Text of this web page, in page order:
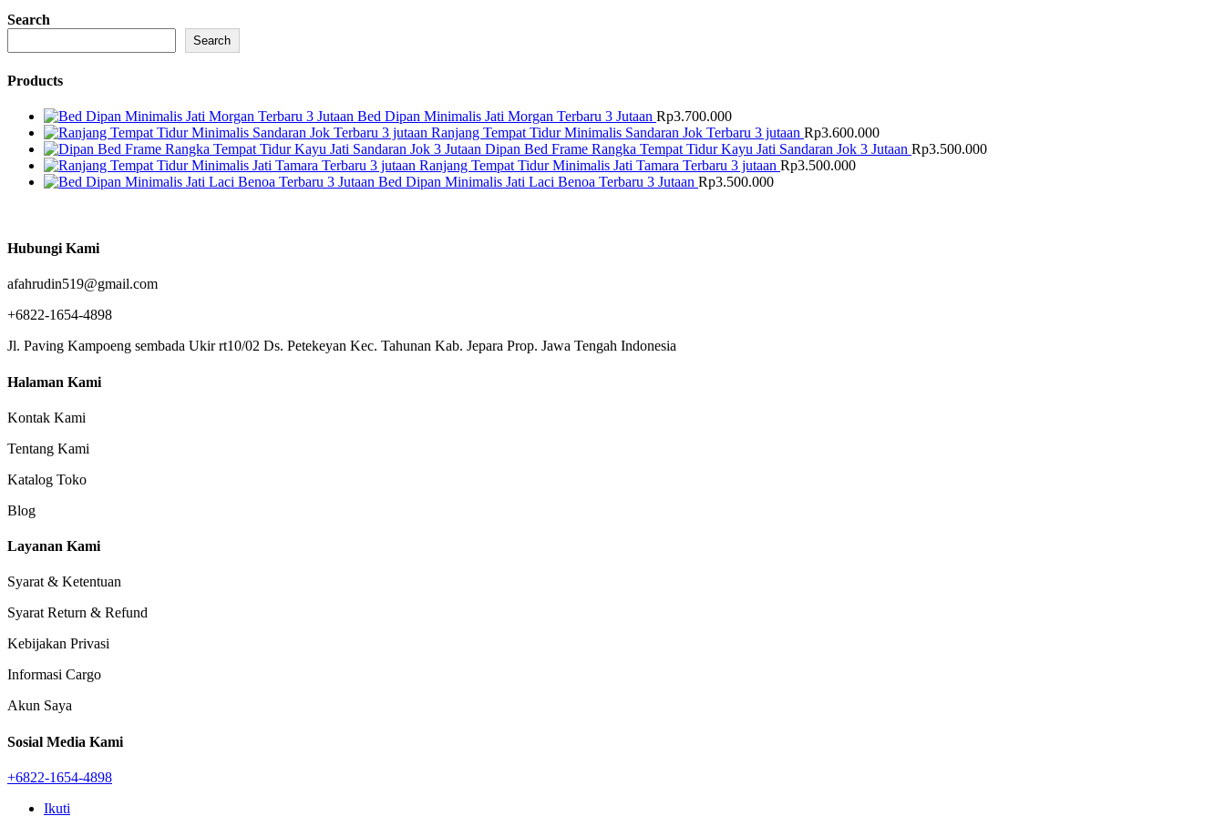
Search
Search
Products
Bed Dipan Minimalis Jati Morgan Terbaru 3 Jutaan Rp3.700.000
Ranjang Tempat Tidur Minimalis Sandaran Jok Terbaru 3 jutaan Rp3.600.000
Dipan Bed Frame Rangka Tempat Tidur Kayu Jati Sandaran Jok 3 Jutaan Rp3.500.000
Ranjang Tempat Tidur Minimalis Jati Tamara Terbaru 3 jutaan Rp3.500.000
Bed Dipan Minimalis Jati Laci Benoa Terbaru 3 Jutaan Rp3.500.000
Hubungi Kami
afahrudin519@gmail.com
+6822-1654-4898
Jl. Paving Kampoeng sembada Ukir rt10/02 Ds. Petekeyan Kec. Tahunan Kab. Jepara Prop. Jawa Tengah Indonesia
Halaman Kami
Kontak Kami
Tentang Kami
Katalog Toko
Blog
Layanan Kami
Syarat & Ketentuan
Syarat Return & Refund
Kebijakan Privasi
Informasi Cargo
Akun Saya
Sosial Media Kami
+6822-1654-4898
Ikuti